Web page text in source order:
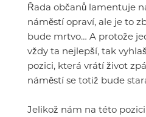
Řada občanů lamentuje
náměstí opraví, ale je to
bude mrtvo… A protože
vždy ta nejlepší, tak
pozici, která vrátí život
náměstí se totiž bude
Jelikož nám na této